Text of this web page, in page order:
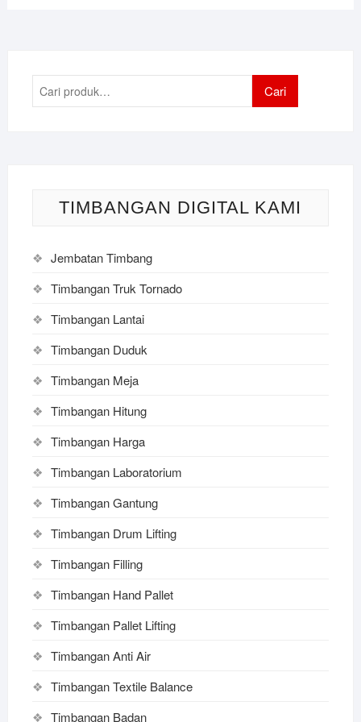
Pencarian
Cari
TIMBANGAN DIGITAL KAMI
Jembatan Timbang
Timbangan Truk Tornado
Timbangan Lantai
Timbangan Duduk
Timbangan Meja
Timbangan Hitung
Timbangan Harga
Timbangan Laboratorium
Timbangan Gantung
Timbangan Drum Lifting
Timbangan Filling
Timbangan Hand Pallet
Timbangan Pallet Lifting
Timbangan Anti Air
Timbangan Textile Balance
Timbangan Badan